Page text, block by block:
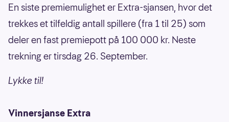
En siste premiemulighet er Extra-sjansen, hvor det
trekkes et tilfeldig antall spillere (fra 1 til 25) som
deler en fast premiepott på 100 000 kr. Neste
trekning er tirsdag 26. September.
Lykke til!
Vinnersjanse Extra